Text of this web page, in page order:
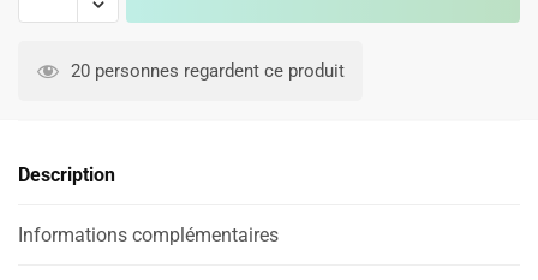
2026
n
t
20 personnes regardent ce produit
Description
Informations complémentaires